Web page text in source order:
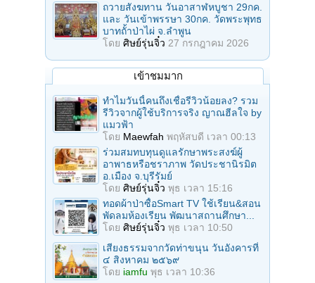
ถวายสังฆทาน วันอาสาฬหบูชา 29กค.
และ วันเข้าพรรษา 30กค. วัดพระพุทธ
บาทถั้าป่าไผ่ จ.ลําพูน
โดย ศิษย์รุ่นจิ๋ว 27 กรกฎาคม 2026
เข้าชมมาก
ทำไมวันนี้คนถึงเชื่อรีวิวน้อยลง? รวม
รีวิวจากผู้ใช้บริการจริง ญาณฮีลใจ by
แมวฟ้า
โดย Maewfah พฤหัสบดี เวลา 00:13
ร่วมสมทบทุนดูแลรักษาพระสงฆ์ผู้
อาพาธหรือชราภาพ วัดประชานิรมิต
อ.เมือง จ.บุรีรัมย์
โดย ศิษย์รุ่นจิ๋ว พุธ เวลา 15:16
ทอดผ้าป่าซื้อSmart TV ใช้เรียน&สอน
พัดลมห้องเรียน พัฒนาสถานศึกษา...
โดย ศิษย์รุ่นจิ๋ว พุธ เวลา 10:50
เสียงธรรมจากวัดท่าขนุน วันอังคารที่
๔ สิงหาคม ๒๕๖๙
โดย iamfu พุธ เวลา 10:36